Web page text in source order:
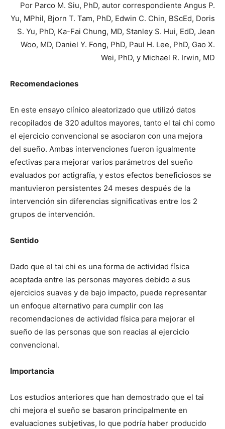
Por Parco M. Siu, PhD, autor correspondiente Angus P.
Yu, MPhil, Bjorn T. Tam, PhD, Edwin C. Chin, BScEd, Doris
S. Yu, PhD, Ka-Fai Chung, MD, Stanley S. Hui, EdD, Jean
Woo, MD, Daniel Y. Fong, PhD, Paul H. Lee, PhD, Gao X.
Wei, PhD, y Michael R. Irwin, MD
Recomendaciones
En este ensayo clínico aleatorizado que utilizó datos
recopilados de 320 adultos mayores, tanto el tai chi como
el ejercicio convencional se asociaron con una mejora
del sueño. Ambas intervenciones fueron igualmente
efectivas para mejorar varios parámetros del sueño
evaluados por actigrafía, y estos efectos beneficiosos se
mantuvieron persistentes 24 meses después de la
intervención sin diferencias significativas entre los 2
grupos de intervención.
Sentido
Dado que el tai chi es una forma de actividad física
aceptada entre las personas mayores debido a sus
ejercicios suaves y de bajo impacto, puede representar
un enfoque alternativo para cumplir con las
recomendaciones de actividad física para mejorar el
sueño de las personas que son reacias al ejercicio
convencional.
Importancia
Los estudios anteriores que han demostrado que el tai
chi mejora el sueño se basaron principalmente en
evaluaciones subjetivas, lo que podría haber producido